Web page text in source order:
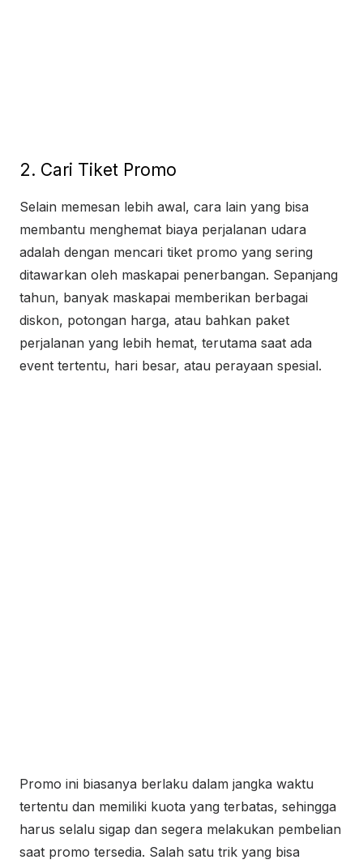
2. Cari Tiket Promo
Selain memesan lebih awal, cara lain yang bisa
membantu menghemat biaya perjalanan udara
adalah dengan mencari tiket promo yang sering
ditawarkan oleh maskapai penerbangan. Sepanjang
tahun, banyak maskapai memberikan berbagai
diskon, potongan harga, atau bahkan paket
perjalanan yang lebih hemat, terutama saat ada
event tertentu, hari besar, atau perayaan spesial.
Promo ini biasanya berlaku dalam jangka waktu
tertentu dan memiliki kuota yang terbatas, sehingga
harus selalu sigap dan segera melakukan pembelian
saat promo tersedia. Salah satu trik yang bisa